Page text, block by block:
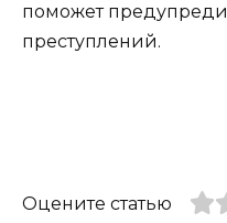
поможет
преступлений.
Оцените статью